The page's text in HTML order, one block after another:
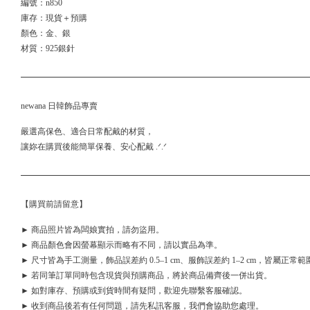
編號：n850
庫存：現貨＋預購
顏色：金、銀
材質：925銀針
newana 日韓飾品專賣
嚴選高保色、適合日常配戴的材質，
讓妳在購買後能簡單保養、安心配戴 .ᐟ.ᐟ
【購買前請留意】
► 商品照片皆為闆娘實拍，請勿盜用。
► 商品顏色會因螢幕顯示而略有不同，請以實品為準。
► 尺寸皆為手工測量，飾品誤差約 0.5–1 cm、服飾誤差約 1–2 cm，皆屬正常範
► 若同筆訂單同時包含現貨與預購商品，將於商品備齊後一併出貨。
► 如對庫存、預購或到貨時間有疑問，歡迎先聯繫客服確認。
► 收到商品後若有任何問題，請先私訊客服，我們會協助您處理。